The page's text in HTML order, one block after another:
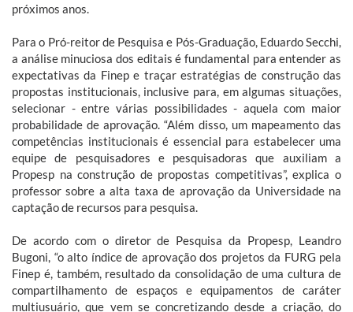
próximos anos.
Para o Pró-reitor de Pesquisa e Pós-Graduação, Eduardo Secchi,
a análise minuciosa dos editais é fundamental para entender as
expectativas da Finep e traçar estratégias de construção das
propostas institucionais, inclusive para, em algumas situações,
selecionar - entre várias possibilidades - aquela com maior
probabilidade de aprovação. “Além disso, um mapeamento das
competências institucionais é essencial para estabelecer uma
equipe de pesquisadores e pesquisadoras que auxiliam a
Propesp na construção de propostas competitivas”, explica o
professor sobre a alta taxa de aprovação da Universidade na
captação de recursos para pesquisa.
De acordo com o diretor de Pesquisa da Propesp, Leandro
Bugoni, “o alto índice de aprovação dos projetos da FURG pela
Finep é, também, resultado da consolidação de uma cultura de
compartilhamento de espaços e equipamentos de caráter
multiusuário, que vem se concretizando desde a criação, do